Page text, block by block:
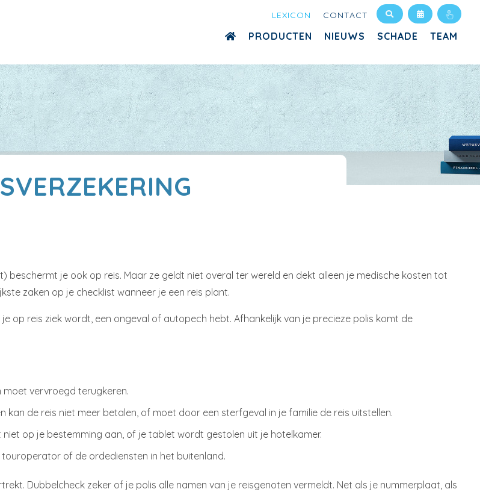
LEXICON CONTACT
PRODUCTEN NIEUWS SCHADE TEAM
beschermt je ook op reis. Maar ze geldt niet overal ter wereld en dekt alleen je medische kosten tot
zaken op je checklist wanneer je een reis plant.
je op reis ziek wordt, een ongeval of autopech hebt. Afhankelijk van je precieze polis komt de
moet vervroegd terugkeren.
kan de reis niet meer betalen, of moet door een sterfgeval in je familie de reis uitstellen.
op je bestemming aan, of je tablet wordt gestolen uit je hotelkamer.
of de ordediensten in het buitenland.
Dubbelcheck zeker of je polis alle namen van je reisgenoten vermeldt. Net als je nummerplaat, als